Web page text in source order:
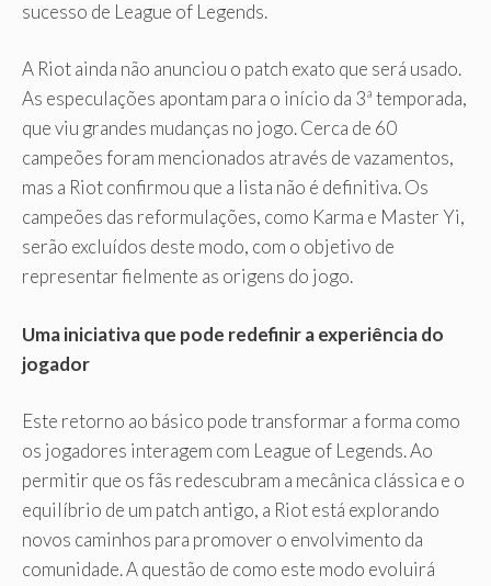
sucesso de League of Legends.
A Riot ainda não anunciou o patch exato que será usado.
As especulações apontam para o início da 3ª temporada,
que viu grandes mudanças no jogo. Cerca de 60
campeões foram mencionados através de vazamentos,
mas a Riot confirmou que a lista não é definitiva. Os
campeões das reformulações, como Karma e Master Yi,
serão excluídos deste modo, com o objetivo de
representar fielmente as origens do jogo.
Uma iniciativa que pode redefinir a experiência do
jogador
Este retorno ao básico pode transformar a forma como
os jogadores interagem com League of Legends. Ao
permitir que os fãs redescubram a mecânica clássica e o
equilíbrio de um patch antigo, a Riot está explorando
novos caminhos para promover o envolvimento da
comunidade. A questão de como este modo evoluirá